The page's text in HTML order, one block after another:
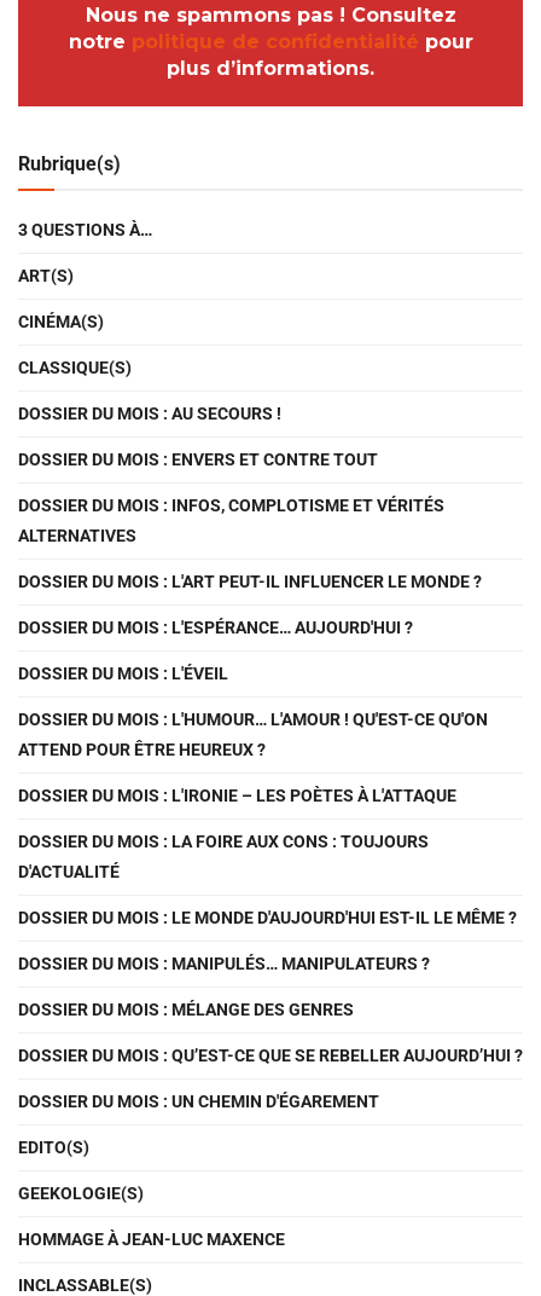
Nous ne spammons pas ! Consultez
notre politique de confidentialité pour
plus d’informations.
Rubrique(s)
3 QUESTIONS À…
ART(S)
CINÉMA(S)
CLASSIQUE(S)
DOSSIER DU MOIS : AU SECOURS !
DOSSIER DU MOIS : ENVERS ET CONTRE TOUT
DOSSIER DU MOIS : INFOS, COMPLOTISME ET VÉRITÉS
ALTERNATIVES
DOSSIER DU MOIS : L'ART PEUT-IL INFLUENCER LE MONDE ?
DOSSIER DU MOIS : L'ESPÉRANCE… AUJOURD'HUI ?
DOSSIER DU MOIS : L'ÉVEIL
DOSSIER DU MOIS : L'HUMOUR… L'AMOUR ! QU'EST-CE QU'ON
ATTEND POUR ÊTRE HEUREUX ?
DOSSIER DU MOIS : L'IRONIE – LES POÈTES À L'ATTAQUE
DOSSIER DU MOIS : LA FOIRE AUX CONS : TOUJOURS
D'ACTUALITÉ
DOSSIER DU MOIS : LE MONDE D'AUJOURD'HUI EST-IL LE MÊME ?
DOSSIER DU MOIS : MANIPULÉS… MANIPULATEURS ?
DOSSIER DU MOIS : MÉLANGE DES GENRES
DOSSIER DU MOIS : QU’EST-CE QUE SE REBELLER AUJOURD’HUI ?
DOSSIER DU MOIS : UN CHEMIN D'ÉGAREMENT
EDITO(S)
GEEKOLOGIE(S)
HOMMAGE À JEAN-LUC MAXENCE
INCLASSABLE(S)